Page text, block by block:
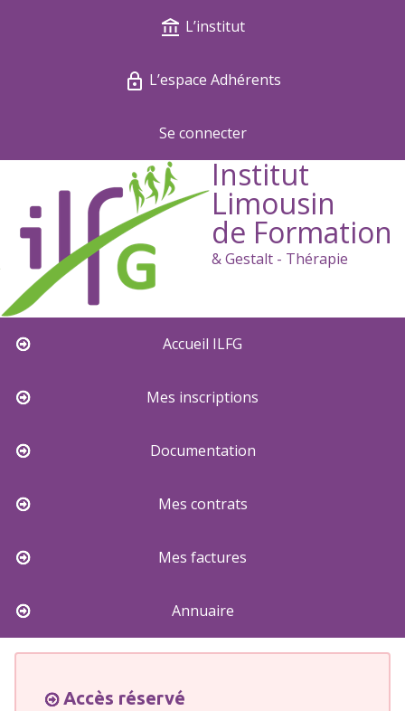
L’institut
L’espace Adhérents
Se connecter
Institut
Limousin
de Formation
& Gestalt - Thérapie
Accueil ILFG
Mes inscriptions
Documentation
Mes contrats
Mes factures
Annuaire
Accès réservé